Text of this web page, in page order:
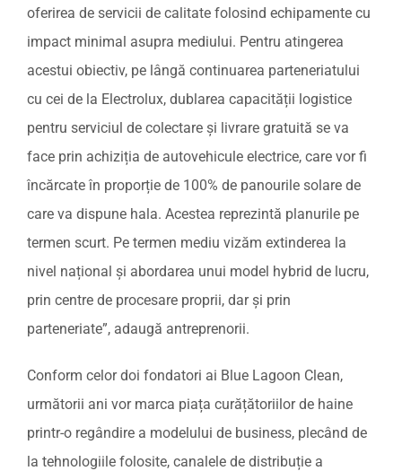
oferirea de servicii de calitate folosind echipamente cu
impact minimal asupra mediului. Pentru atingerea
acestui obiectiv, pe lângă continuarea parteneriatului
cu cei de la Electrolux, dublarea capacității logistice
pentru serviciul de colectare și livrare gratuită se va
face prin achiziția de autovehicule electrice, care vor fi
încărcate în proporție de 100% de panourile solare de
care va dispune hala. Acestea reprezintă planurile pe
termen scurt. Pe termen mediu vizăm extinderea la
nivel național și abordarea unui model hybrid de lucru,
prin centre de procesare proprii, dar și prin
parteneriate”, adaugă antreprenorii.
Conform celor doi fondatori ai Blue Lagoon Clean,
următorii ani vor marca piața curățătoriilor de haine
printr-o regândire a modelului de business, plecând de
la tehnologiile folosite, canalele de distribuție a